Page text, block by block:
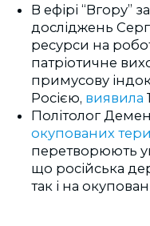
В ефірі “Вгору”
досліджень
ресурси на
патріотичне
примусову
Росією, виявила
Політолог
окупованих
перетворюють
що російська
так і на